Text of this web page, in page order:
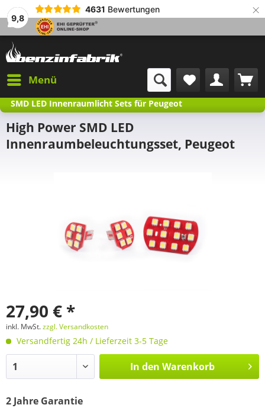
9,8
4631 Bewertungen ×
Menü
SMD LED Innenraumlicht Sets für Peugeot
High Power SMD LED
Innenraumbeleuchtungsset, Peugeot
27,90 € *
inkl. MwSt.zzgl. Versandkosten
Versandfertig 24h / Lieferzeit 3-5 Tage
In den Warenkorb
2 Jahre Garantie